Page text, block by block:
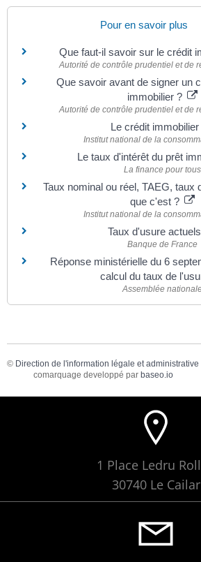
Pour en savoir plus
Que faut-il savoir sur le crédit
Autorité de contrôle prudentiel et de
Que savoir avant de signer un
immobilier ?
Autorité de contrôle prudentiel et de
Le crédit immobilier
Institut national de la
Le taux d'intérêt du prêt
La finance pour tous
Taux nominal ou réel, TAEG, taux
que c'est ?
Institut national de la
Taux d'usure actuels
Banque de France
Réponse ministérielle du 6
calcul du taux de
Assemblée
© Direction de l'information légale et administrative
comarquage developpé par baseo.io
1 Place Ledru
30740 Le Cailar